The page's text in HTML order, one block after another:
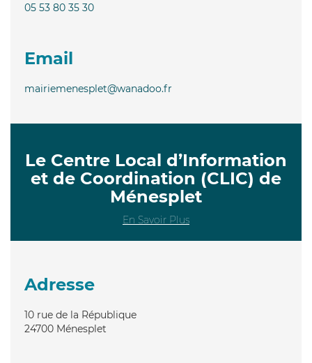
05 53 80 35 30
Email
mairiemenesplet@wanadoo.fr
Le Centre Local d’Information
et de Coordination (CLIC) de
Ménesplet
En Savoir Plus
Adresse
10 rue de la République
24700 Ménesplet